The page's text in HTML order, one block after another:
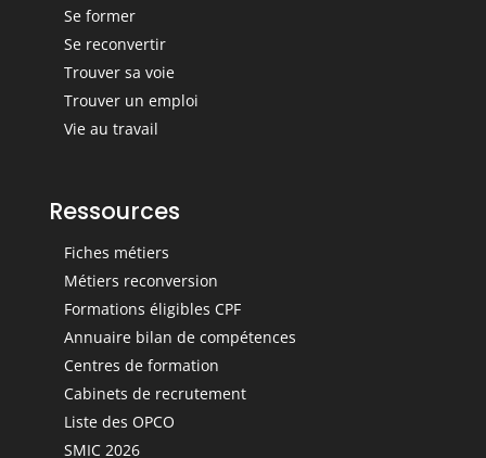
Se former
Se reconvertir
Trouver sa voie
Trouver un emploi
Vie au travail
Ressources
Fiches métiers
Métiers reconversion
Formations éligibles CPF
Annuaire bilan de compétences
Centres de formation
Cabinets de recrutement
Liste des OPCO
SMIC 2026